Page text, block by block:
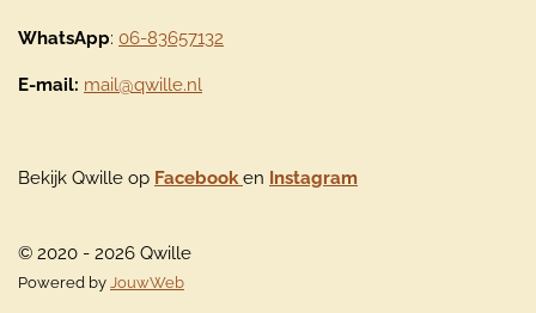
WhatsApp: 06-83657132
E-mail: mail@qwille.nl
Bekijk Qwille op Facebook en Instagram
© 2020 - 2026 Qwille
Powered by JouwWeb